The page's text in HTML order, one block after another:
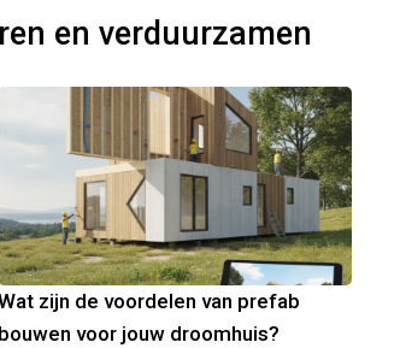
en verduurzamen
zijn de voordelen van prefab
bouwen voor jouw droomhuis?